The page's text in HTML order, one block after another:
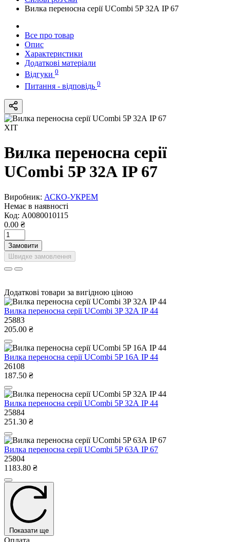
Вилка переносна серії UCombi 5P 32А IP 67
Все про товар
Опис
Характеристики
Додаткові матеріали
Відгуки 0
Питання - відповідь 0
ХІТ
Вилка переносна серії
UCombi 5P 32А IP 67
Виробник: АСКО-УКРЕМ
Немає в наявності
Код: A0080010115
0.00 ₴
Замовити
Швидке замовлення
Додаткові товари за вигідною ціною
Вилка переносна серії UCombi 3P 32А IP 44
25883
205.00 ₴
Вилка переносна серії UCombi 5P 16А IP 44
26108
187.50 ₴
Вилка переносна серії UCombi 5P 32А IP 44
25884
251.30 ₴
Вилка переносна серії UCombi 5P 63А IP 67
25804
1183.80 ₴
Показати ще
Оплата